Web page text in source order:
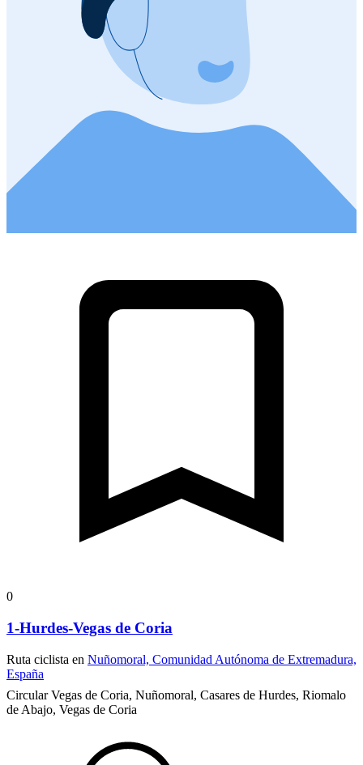
0
1-Hurdes-Vegas de Coria
Ruta ciclista en Nuñomoral, Comunidad Autónoma de Extremadura,
España
Circular Vegas de Coria, Nuñomoral, Casares de Hurdes, Riomalo
de Abajo, Vegas de Coria